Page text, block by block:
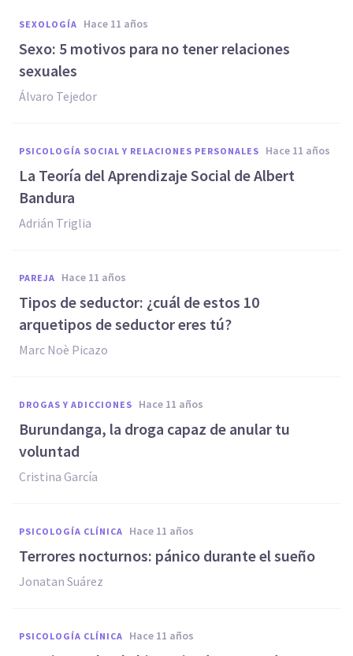
SEXOLOGÍA hace 11 años
Sexo: 5 motivos para no tener relaciones
sexuales
Álvaro Tejedor
PSICOLOGÍA SOCIAL Y RELACIONES PERSONALES hace 11 años
La Teoría del Aprendizaje Social de Albert
Bandura
Adrián Triglia
PAREJA hace 11 años
Tipos de seductor: ¿cuál de estos 10
arquetipos de seductor eres tú?
Marc Noè Picazo
DROGAS Y ADICCIONES hace 11 años
Burundanga, la droga capaz de anular tu
voluntad
Cristina García
PSICOLOGÍA CLÍNICA hace 11 años
Terrores nocturnos: pánico durante el sueño
Jonatan Suárez
PSICOLOGÍA CLÍNICA hace 11 años